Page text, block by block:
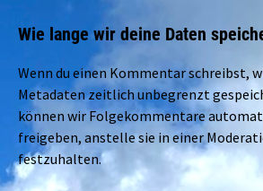
Wie lange wir deine Daten
Wenn du einen Kommentar schreibst,
Metadaten zeitlich unbegrenzt
können wir Folgekommentare
freigeben, anstelle sie in einer
festzuhalten.